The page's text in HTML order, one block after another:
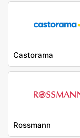
Castorama
Rossmann